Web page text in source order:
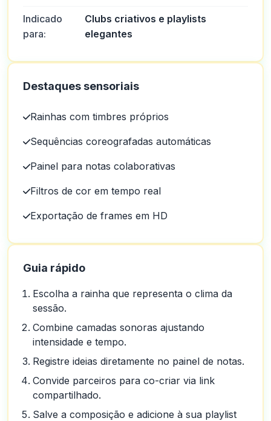
Indicado
para:
Clubs criativos e playlists
elegantes
Destaques sensoriais
Rainhas com timbres próprios
Sequências coreografadas automáticas
Painel para notas colaborativas
Filtros de cor em tempo real
Exportação de frames em HD
Guia rápido
Escolha a rainha que representa o clima da
sessão.
Combine camadas sonoras ajustando
intensidade e tempo.
Registre ideias diretamente no painel de notas.
Convide parceiros para co-criar via link
compartilhado.
Salve a composição e adicione à sua playlist